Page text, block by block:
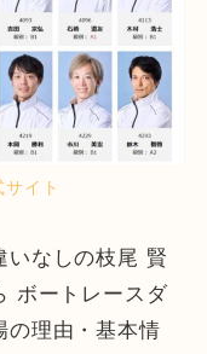
イト
いなしの枝尾 賢
ボートレースダ
の理由・基本情